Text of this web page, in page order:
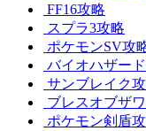
FF16攻略
スプラ3攻略
ポケモンSV攻
バイオハザー
サンブレイク
ブレスオブザ
ポケモン剣盾